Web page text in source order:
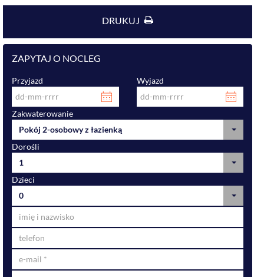
DRUKUJ
ZAPYTAJ O NOCLEG
Przyjazd Wyjazd
Zakwaterowanie
Pokój 2-osobowy z łazienką
Dorośli
1
Dzieci
0